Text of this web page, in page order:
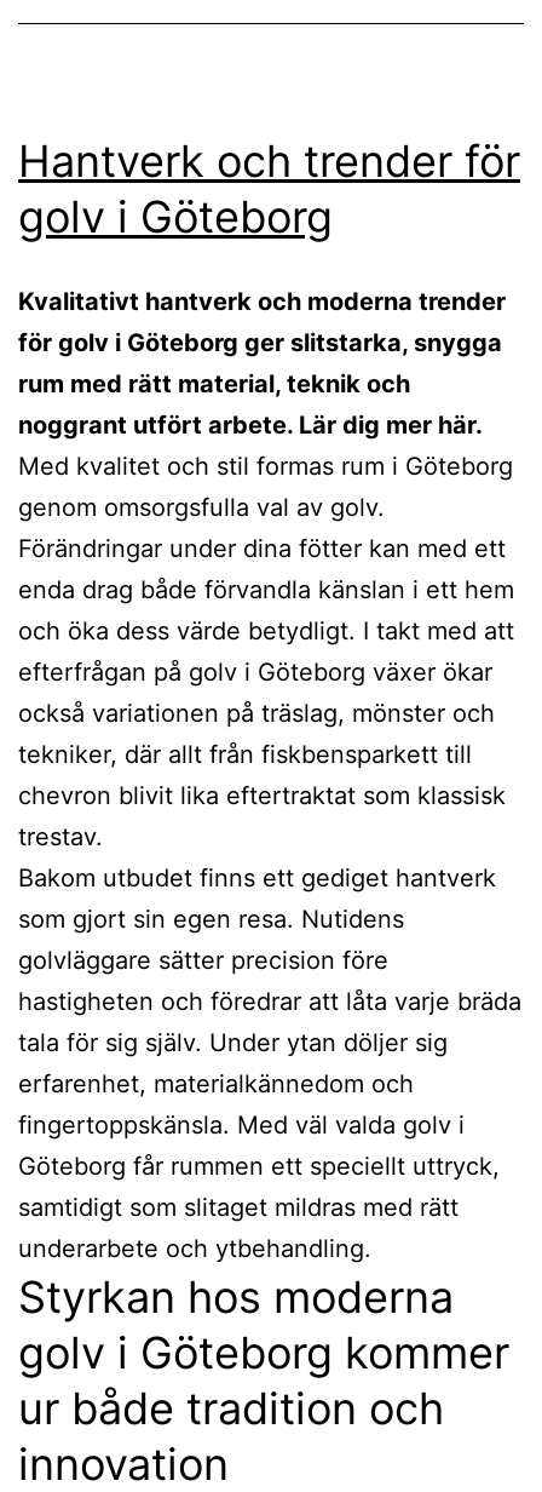
Hantverk och trender för
golv i Göteborg
Kvalitativt hantverk och moderna trender
för golv i Göteborg ger slitstarka, snygga
rum med rätt material, teknik och
noggrant utfört arbete. Lär dig mer här.
Med kvalitet och stil formas rum i Göteborg
genom omsorgsfulla val av golv.
Förändringar under dina fötter kan med ett
enda drag både förvandla känslan i ett hem
och öka dess värde betydligt. I takt med att
efterfrågan på golv i Göteborg växer ökar
också variationen på träslag, mönster och
tekniker, där allt från fiskbensparkett till
chevron blivit lika eftertraktat som klassisk
trestav.
Bakom utbudet finns ett gediget hantverk
som gjort sin egen resa. Nutidens
golvläggare sätter precision före
hastigheten och föredrar att låta varje bräda
tala för sig själv. Under ytan döljer sig
erfarenhet, materialkännedom och
fingertoppskänsla. Med väl valda golv i
Göteborg får rummen ett speciellt uttryck,
samtidigt som slitaget mildras med rätt
underarbete och ytbehandling.
Styrkan hos moderna
golv i Göteborg kommer
ur både tradition och
innovation